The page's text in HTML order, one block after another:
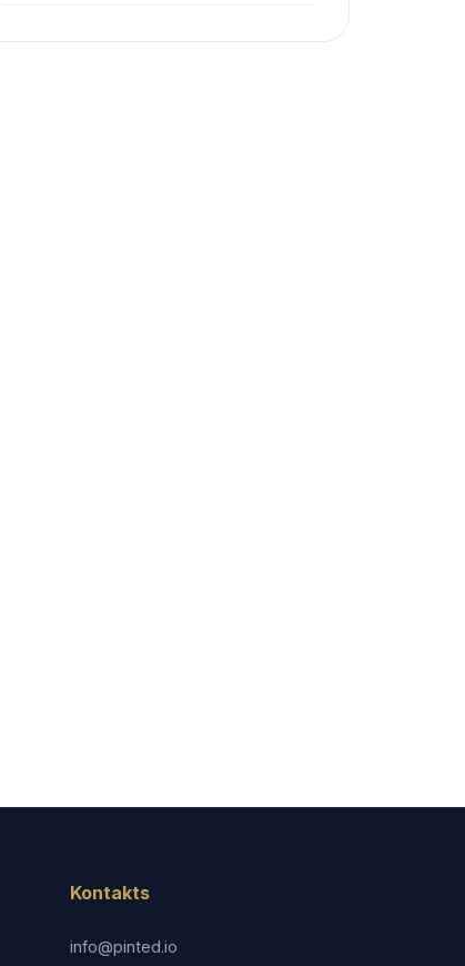
Kontakts
info@pinted.io